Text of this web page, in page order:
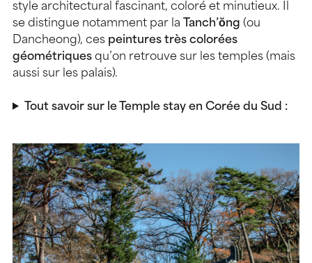
style architectural fascinant, coloré et minutieux. Il
se distingue notamment par la
Tanch’ŏng (ou
Dancheong), ces peintures très colorées
géométriques qu’on retrouve sur les temples (mais
aussi sur les palais).
Tout savoir sur le Temple stay en Corée du Sud :